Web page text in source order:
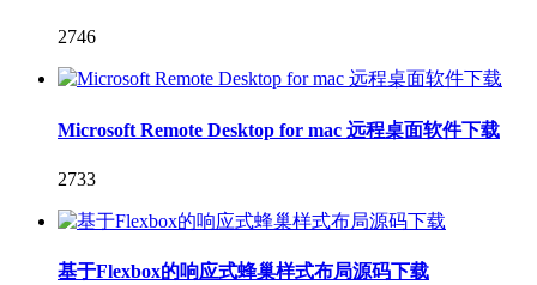
2746
Microsoft Remote Desktop for mac 远程桌面软件下载
2733
基于Flexbox的响应式蜂巢样式布局源码下载